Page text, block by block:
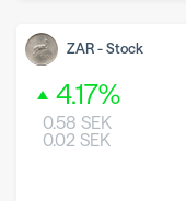
ZAR - Stock
4.17%
0.58 SEK
0.02 SEK